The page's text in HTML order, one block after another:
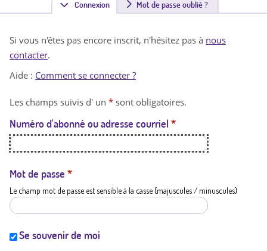
Connexion(
n
t
a
t
i
Mot de passe oublié ?
Si vous n'êtes pas encore inscrit, n'hésitez pas à nous
contacter.
Aide : Comment se connecter ?
Les champs suivis d' un * sont obligatoires.
Numéro d'abonné ou adresse courriel *
Mot de passe *
Le champ mot de passe est sensible à la casse (majuscules / minuscules)
Se souvenir de moi